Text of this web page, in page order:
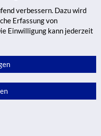
verbessern. Dazu wird
Erfassung von
Einwilligung kann jederzeit